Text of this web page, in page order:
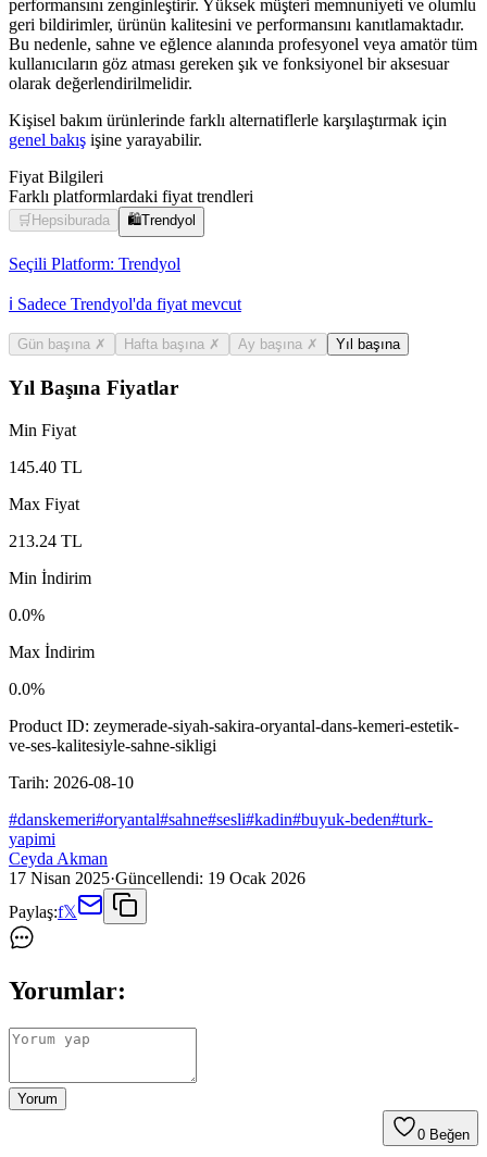
performansını zenginleştirir. Yüksek müşteri memnuniyeti ve olumlu
geri bildirimler, ürünün kalitesini ve performansını kanıtlamaktadır.
Bu nedenle, sahne ve eğlence alanında profesyonel veya amatör tüm
kullanıcıların göz atması gereken şık ve fonksiyonel bir aksesuar
olarak değerlendirilmelidir.
Kişisel bakım ürünlerinde farklı alternatiflerle karşılaştırmak için
genel bakış işine yarayabilir.
Fiyat Bilgileri
Farklı platformlardaki fiyat trendleri
🛒 Hepsiburada 🛍️Trendyol
Seçili Platform: Trendyol
ℹ️ Sadece Trendyol'da fiyat mevcut
Gün başına ✗ Hafta başına ✗ Ay başına ✗ Yıl başına
Yıl Başına Fiyatlar
Min Fiyat
145.40 TL
Max Fiyat
213.24 TL
Min İndirim
0.0%
Max İndirim
0.0%
Product ID: zeymerade-siyah-sakira-oryantal-dans-kemeri-estetik-
ve-ses-kalitesiyle-sahne-sikligi
Tarih: 2026-08-10
#danskemeri#oryantal#sahne#sesli#kadin#buyuk-beden#turk-
yapimi
Ceyda Akman
17 Nisan 2025·Güncellendi: 19 Ocak 2026
Paylaş:f𝕏
Yorumlar:
Yorum
0 Beğen